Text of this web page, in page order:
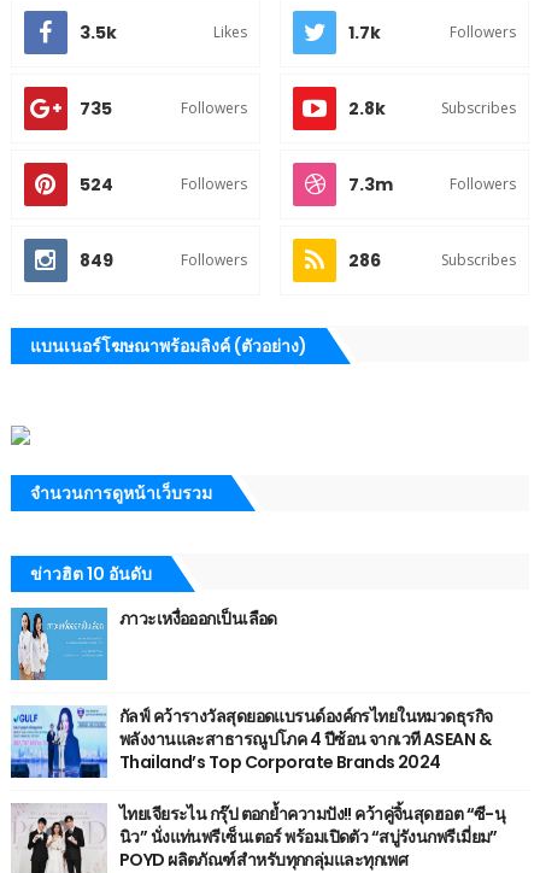
3.5k Likes 1.7k Followers
735 Followers 2.8k Subscribes
524 Followers 7.3m Followers
849 Followers 286 Subscribes
แบนเนอร์โฆษณาพร้อมลิงค์ (ตัวอย่าง)
จำนวนการดูหน้าเว็บรวม
ข่าวฮิต 10 อันดับ
ภาวะเหงื่อออกเป็นเลือด
กัลฟ์ คว้ารางวัลสุดยอดแบรนด์องค์กรไทยในหมวดธุรกิจ
พลังงานและสาธารณูปโภค 4 ปีซ้อน จากเวที ASEAN &
Thailand’s Top Corporate Brands 2024
ไทยเจียระไน กรุ๊ป ตอกย้ำความปัง!! คว้าคู่จิ้นสุดฮอต “ซี-นุ
นิว” นั่งแท่นพรีเซ็นเตอร์ พร้อมเปิดตัว “สบู่รังนกพรีเมี่ยม”
POYD ผลิตภัณฑ์สำหรับทุกกลุ่มและทุกเพศ